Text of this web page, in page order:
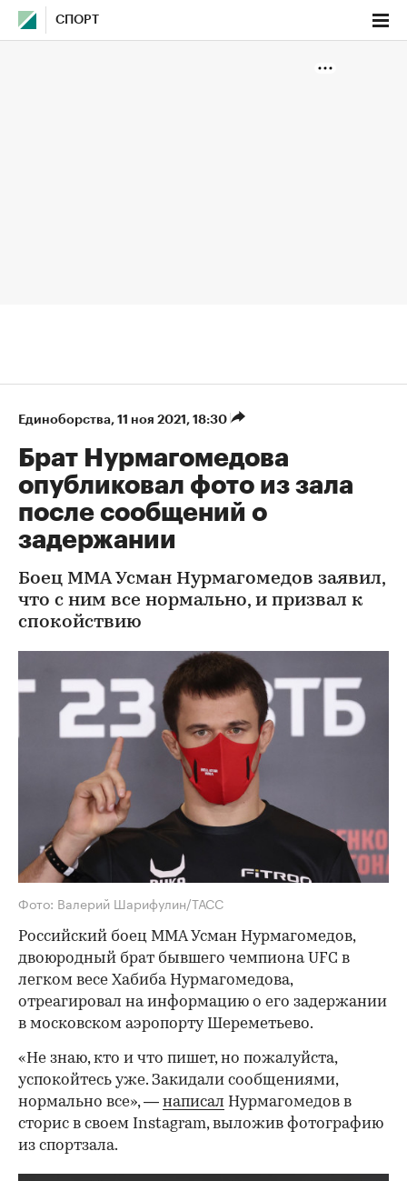
СПОРТ
Единоборства⁠, 11 ноя 2021, 18:30
Брат Нурмагомедова
опубликовал фото из зала
после сообщений о
задержании
Боец ММА Усман Нурмагомедов заявил,
что с ним все нормально, и призвал к
спокойствию
Фото: Валерий Шарифулин/ТАСС
Российский боец ММА Усман Нурмагомедов,
двоюродный брат бывшего чемпиона UFC в
легком весе Хабиба Нурмагомедова,
отреагировал на информацию о его задержании
в московском аэропорту Шереметьево.
«Не знаю, кто и что пишет, но пожалуйста,
успокойтесь уже. Закидали сообщениями,
нормально все», — написал Нурмагомедов в
сторис в своем Instagram, выложив фотографию
из спортзала.